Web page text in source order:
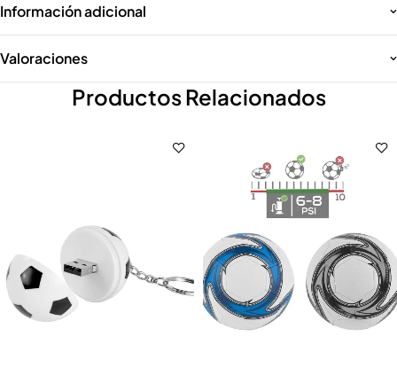
Información adicional
Valoraciones
Productos Relacionados